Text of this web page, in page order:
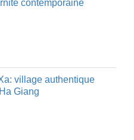
contemporaine
village authentique
Giang